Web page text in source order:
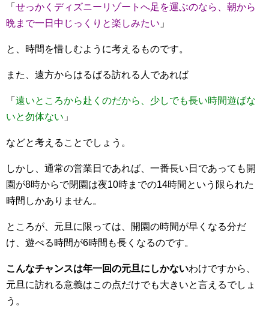
「 せっかくディズニーリゾートへ足を運ぶのなら、朝から
晩まで一日中じっくりと楽しみたい 」
と、時間を惜しむように考えるものです。
また、遠方からはるばる訪れる人であれば
「 遠いところから赴くのだから、少しでも長い時間遊ばな
いと勿体ない 」
などと考えることでしょう。
しかし、通常の営業日であれば、一番長い日であっても開
園が8時からで閉園は夜10時までの14時間という限られた
時間しかありません。
ところが、元旦に限っては、開園の時間が早くなる分だ
け、遊べる時間が6時間も長くなるのです。
こんなチャンスは年一回の元旦にしかないわけですから、
元旦に訪れる意義はこの点だけでも大きいと言えるでしょ
う。